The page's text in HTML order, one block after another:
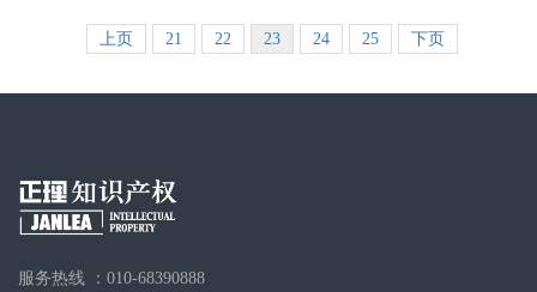
上页 21 22 23 24 25 下页
服务热线 ：010-68390888